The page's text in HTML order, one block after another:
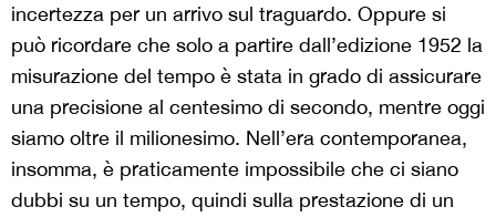
incertezza per un arrivo sul traguardo. Oppure si
può ricordare che solo a partire dall’edizione 1952 la
misurazione del tempo è stata in grado di assicurare
una precisione al centesimo di secondo, mentre oggi
siamo oltre il milionesimo. Nell’era contemporanea,
insomma, è praticamente impossibile che ci siano
dubbi su un tempo, quindi sulla prestazione di un